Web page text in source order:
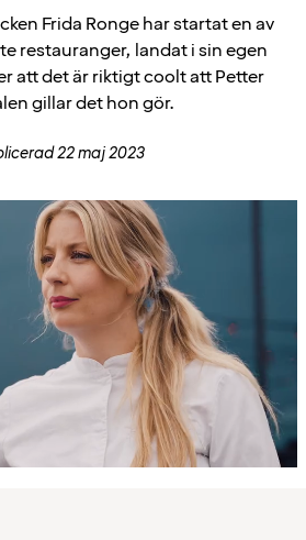
Frida Ronge har startat en av
restauranger, landat i sin egen
att det är riktigt coolt att Petter
gillar det hon gör.
22 maj 2023